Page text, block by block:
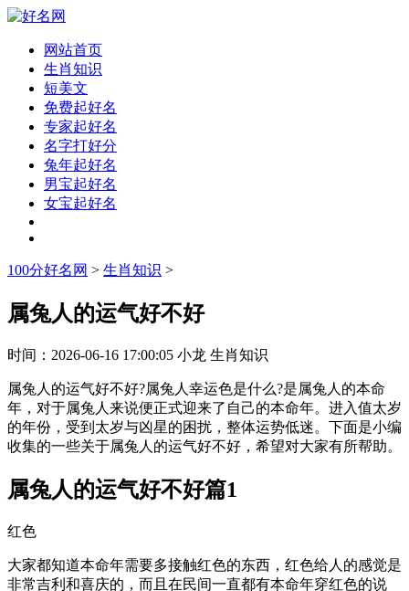
网站首页
生肖知识
短美文
免费起好名
专家起好名
名字打好分
兔年起好名
男宝起好名
女宝起好名
100分好名网 > 生肖知识 >
属兔人的运气好不好
时间： 2026-06-16 17:00:05 小龙 生肖知识
属兔人的运气好不好?属兔人幸运色是什么?是属兔人的本命
年，对于属兔人来说便正式迎来了自己的本命年。进入值太岁
的年份，受到太岁与凶星的困扰，整体运势低迷。下面是小编
收集的一些关于属兔人的运气好不好，希望对大家有所帮助。
属兔人的运气好不好篇1
红色
大家都知道本命年需要多接触红色的东西，红色给人的感觉是
非常吉利和喜庆的，而且在民间一直都有本命年穿红色的说